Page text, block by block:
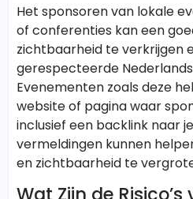
Het sponsoren van lokale
of conferenties kan een
zichtbaarheid te verkrijgen
gerespecteerde
Evenementen zoals deze
website of pagina waar
inclusief een backlink naar
vermeldingen kunnen
en zichtbaarheid te